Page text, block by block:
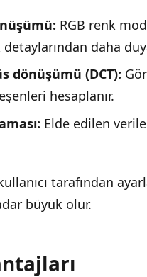
RGB renk
detaylarından daha
dönüşümü (DCT):
hesaplanır.
Elde edilen
tarafından
büyük olur.